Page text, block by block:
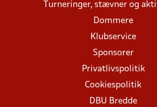
Turneringer, stævner og
Dommere
Klubservice
Sponsorer
Privatlivspolitik
Cookiespolitik
DBU Bredde